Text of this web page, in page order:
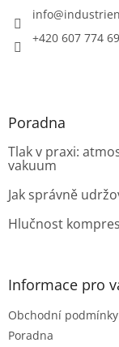
info@
+420 607 774
Poradna
Tlak v praxi:
vakuum
Jak správně
Hlučnost
Informace pro
Obchodní podmínky
Poradna